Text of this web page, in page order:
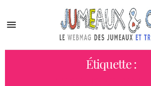
Étiquette :